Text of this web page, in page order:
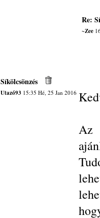
Re:
~Zee
Síkölcsönzés
Utazó93 15:35 Hé, 25 Jan 2016
Az